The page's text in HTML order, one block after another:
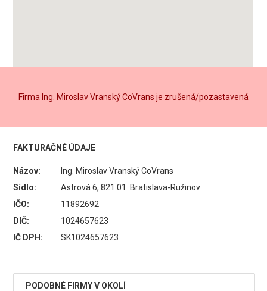
Firma Ing. Miroslav Vranský CoVrans je zrušená/pozastavená
FAKTURAČNÉ ÚDAJE
Názov:
Ing. Miroslav Vranský CoVrans
Sídlo:
Astrová 6, 821 01 Bratislava-Ružinov
IČO:
11892692
DIČ:
1024657623
IČ DPH:
SK1024657623
PODOBNÉ FIRMY V OKOLÍ